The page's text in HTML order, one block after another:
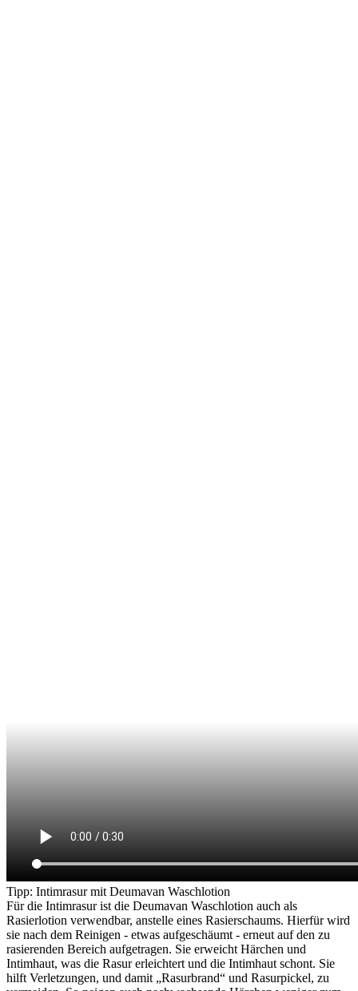
Tipp: Intimrasur mit Deumavan Waschlotion
Für die Intimrasur ist die Deumavan Waschlotion auch als
Rasierlotion verwendbar, anstelle eines Rasierschaums. Hierfür wird
sie nach dem Reinigen - etwas aufgeschäumt - erneut auf den zu
rasierenden Bereich aufgetragen. Sie erweicht Härchen und
Intimhaut, was die Rasur erleichtert und die Intimhaut schont. Sie
hilft Verletzungen, und damit „Rasurbrand“ und Rasurpickel, zu